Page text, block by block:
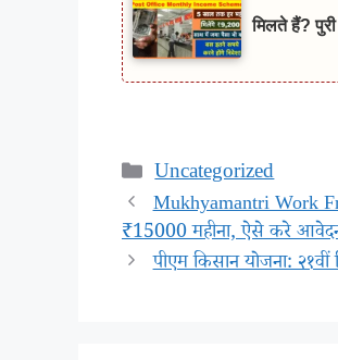
मिलते हैं?
Categories
Uncategorized
Mukhyamantri Work
₹15000 महीना, ऐसे करे
पीएम किसान योजना: